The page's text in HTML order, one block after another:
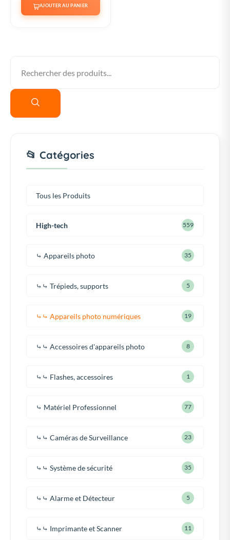
AJOUTER AU PANIER
📂 Catégories
Tous les Produits
High-tech 559
⤷ Appareils photo 35
⤷⤷ Trépieds, supports 5
⤷⤷ Appareils photo numériques 19
⤷⤷ Accessoires d'appareils photo 8
⤷⤷ Flashes, accessoires 1
⤷ Matériel Professionnel 77
⤷⤷ Caméras de Surveillance 23
⤷⤷ Système de sécurité 35
⤷⤷ Alarme et Détecteur 5
⤷⤷ Imprimante et Scanner 11